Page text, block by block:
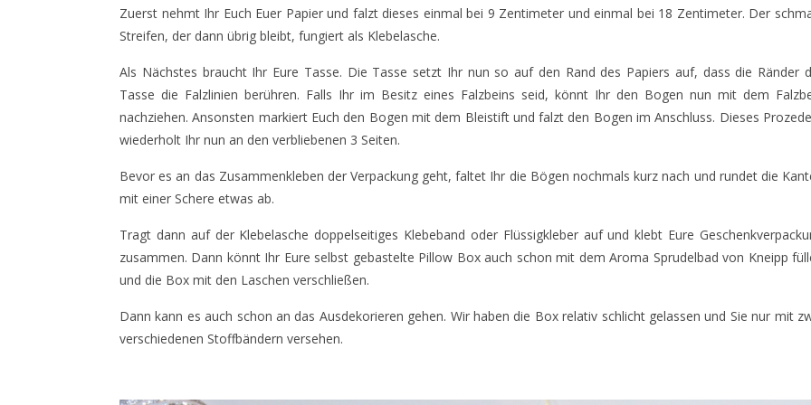
Zuerst nehmt Ihr Euch Euer Papier und falzt dieses einmal bei 9 Zentimeter und einmal bei 18 Zentimeter. Der
Streifen, der dann übrig bleibt, fungiert als Klebelasche.
Als Nächstes braucht Ihr Eure Tasse. Die Tasse setzt Ihr nun so auf den Rand des Papiers auf, dass die Ränder
Tasse die Falzlinien berühren. Falls Ihr im Besitz eines Falzbeins seid, könnt Ihr den Bogen nun mit dem
nachziehen. Ansonsten markiert Euch den Bogen mit dem Bleistift und falzt den Bogen im Anschluss. Dieses
wiederholt Ihr nun an den verbliebenen 3 Seiten.
Bevor es an das Zusammenkleben der Verpackung geht, faltet Ihr die Bögen nochmals kurz nach und rundet die
mit einer Schere etwas ab.
Tragt dann auf der Klebelasche doppelseitiges Klebeband oder Flüssigkleber auf und klebt Eure
zusammen. Dann könnt Ihr Eure selbst gebastelte Pillow Box auch schon mit dem Aroma Sprudelbad von Kneipp
und die Box mit den Laschen verschließen.
Dann kann es auch schon an das Ausdekorieren gehen. Wir haben die Box relativ schlicht gelassen und Sie nur mit
verschiedenen Stoffbändern versehen.